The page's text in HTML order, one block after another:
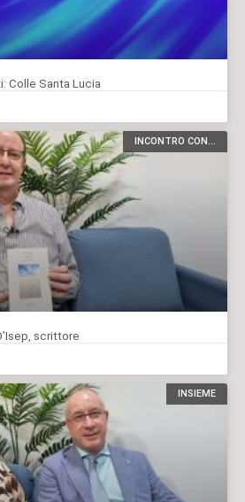
Colle Santa Lucia
INCONTRO CON...
scrittore
INSIEME